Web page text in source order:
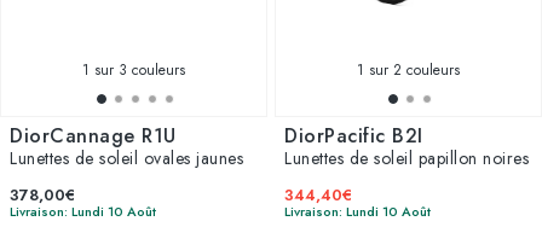
1 sur 3 couleurs
DiorCannage R1U
Lunettes de soleil ovales jaunes
378,00€
Livraison: Lundi 10 Août
1 sur 2 couleurs
DiorPacific B2I
Lunettes de soleil papillon noires
344,40€
Livraison: Lundi 10 Août